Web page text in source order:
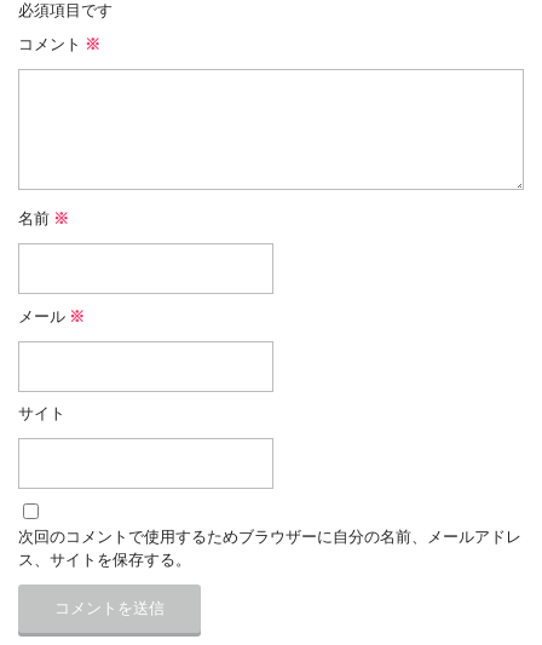
必須項目です
コメント ※
名前 ※
メール ※
サイト
次回のコメントで使用するためブラウザーに自分の名前、メールアドレ
ス、サイトを保存する。